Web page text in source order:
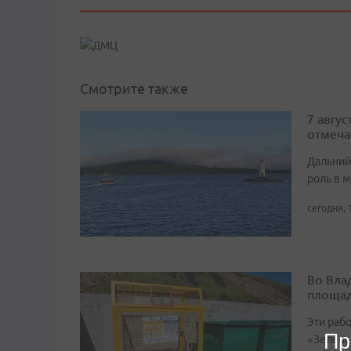
Смотрите также
7
роль в
сегодня,
Во
Эти